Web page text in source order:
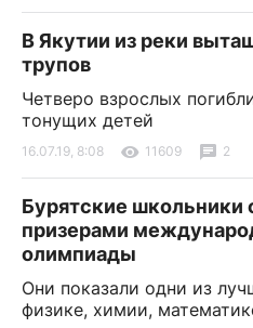
В Якутии из реки
трупов
Четверо взрослых
тонущих детей
16.07.19, 8:08 11609 2
Бурятские школьники
призерами
олимпиады
Они показали одни из
физике, химии,